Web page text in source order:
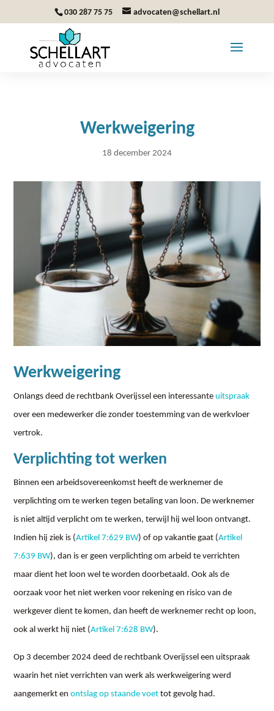
030 287 75 75 advocaten@schellart.nl
Werkweigering
18 december 2024
Werkweigering
Onlangs deed de rechtbank Overijssel een interessante uitspraak
over een medewerker die zonder toestemming van de werkvloer
vertrok.
Verplichting tot werken
Binnen een arbeidsovereenkomst heeft de werknemer de
verplichting om te werken tegen betaling van loon. De werknemer
is niet altijd verplicht om te werken, terwijl hij wel loon ontvangt.
Indien hij ziek is (Artikel 7:629 BW) of op vakantie gaat (Artikel
7:639 BW), dan is er geen verplichting om arbeid te verrichten
maar dient het loon wel te worden doorbetaald. Ook als de
oorzaak voor het niet werken voor rekening en risico van de
werkgever dient te komen, dan heeft de werknemer recht op loon,
ook al werkt hij niet (Artikel 7:628 BW).
Op 3 december 2024 deed de rechtbank Overijssel een uitspraak
waarin het niet verrichten van werk als werkweigering werd
aangemerkt enontslag op staande voet tot gevolg had.